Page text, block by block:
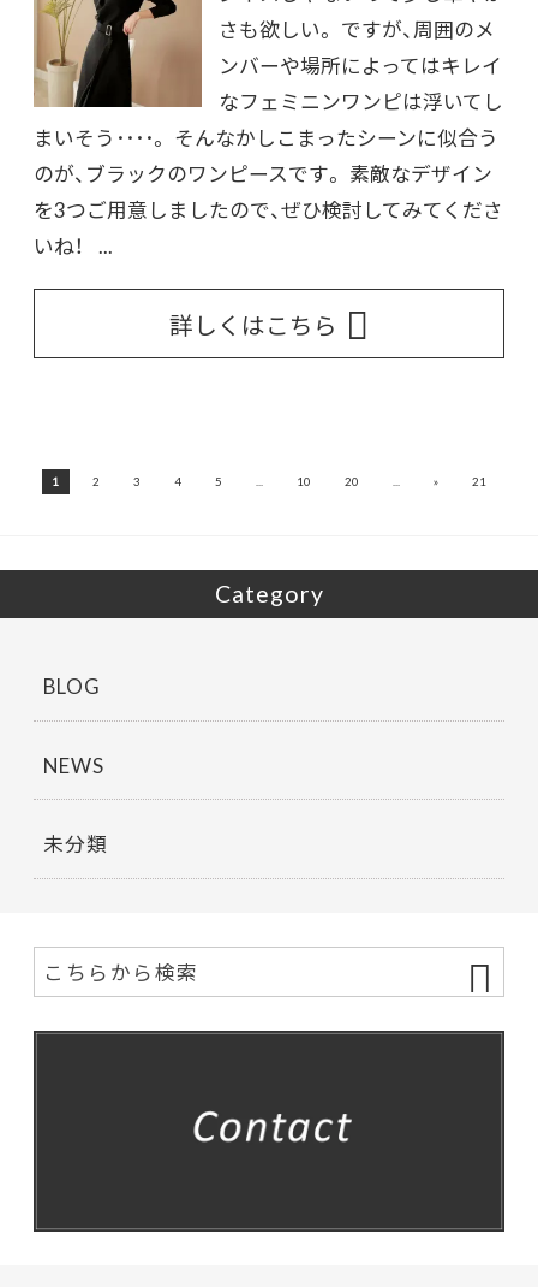
さも欲しい。 ですが、周囲のメ
ンバーや場所によってはキレイ
なフェミニンワンピは浮いてし
まいそう････。 そんなかしこまったシーンに似合う
のが、ブラックのワンピースです。 素敵なデザイン
を3つご用意しましたので、ぜひ検討してみてくださ
いね！ ...
詳しくはこちら
1 2 3 4 5 ... 10 20 ... » 21
Category
BLOG
NEWS
未分類